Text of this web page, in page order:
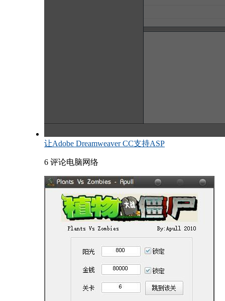
让Adobe Dreamweaver CC支持ASP
6 评论电脑网络